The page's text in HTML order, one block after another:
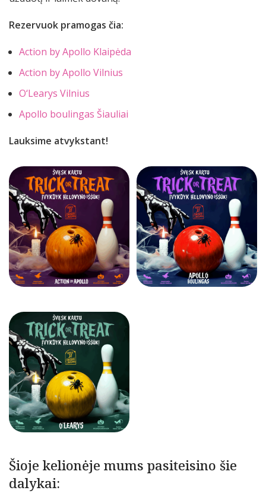
Rezervuok pramogas čia:
Action by Apollo Klaipėda
Action by Apollo Vilnius
O‘Learys Vilnius
Apollo boulingas Šiauliai
Lauksime atvykstant!
Šioje kelionėje mums pasiteisino šie
dalykai: